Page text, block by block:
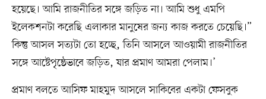
হয়েছে। আমি রাজনীতির সঙ্গে জড়িত না। আমি শুধু এমপি
ইলেকশনটা করেছি এলাকার মানুষের জন্য কাজ করতে চেয়েছি।”
কিন্তু আসল সত্যটা তো হচ্ছে, তিনি আসলে আওয়ামী রাজনীতির
সঙ্গে আষ্টেপৃষ্ঠেভাবে জড়িত, যার প্রমাণ আমরা পেলাম।’
প্রমাণ বলতে আসিফ মাহমুদ আসলে সাকিবের একটা ফেসবুক